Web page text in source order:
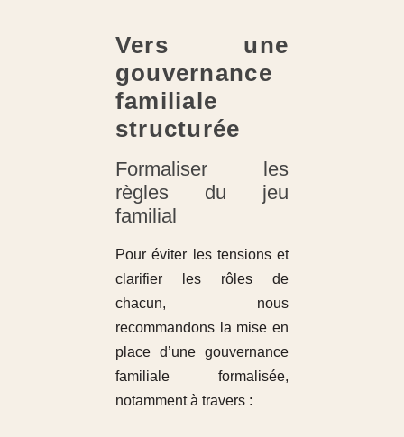
Vers une
gouvernance
familiale
structurée
Formaliser les
règles du jeu
familial
Pour éviter les tensions et
clarifier les rôles de
chacun, nous
recommandons la mise en
place d’une gouvernance
familiale formalisée,
notamment à travers :